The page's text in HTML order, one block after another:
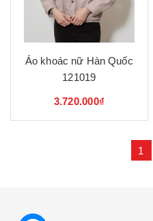
Áo khoác nữ Hàn Quốc
121019
3.720.000₫
1